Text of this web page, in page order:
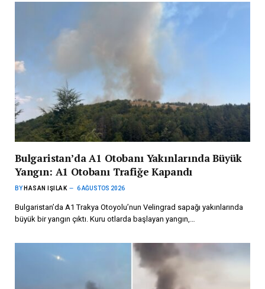
Bulgaristan’da A1 Otobanı Yakınlarında Büyük
Yangın: A1 Otobanı Trafiğe Kapandı
BY HASAN IŞILAK 6 AĞUSTOS 2026
Bulgaristan’da A1 Trakya Otoyolu’nun Velingrad sapağı yakınlarında
büyük bir yangın çıktı. Kuru otlarda başlayan yangın,…